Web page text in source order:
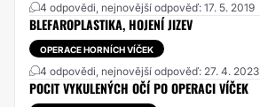
4 odpovědi, nejnovější odpověď: 17. 5. 2019
BLEFAROPLASTIKA, HOJENÍ JIZEV
OPERACE HORNÍCH VÍČEK
4 odpovědi, nejnovější odpověď: 27. 4. 2023
POCIT VYKULENÝCH OČÍ PO OPERACI VÍČEK